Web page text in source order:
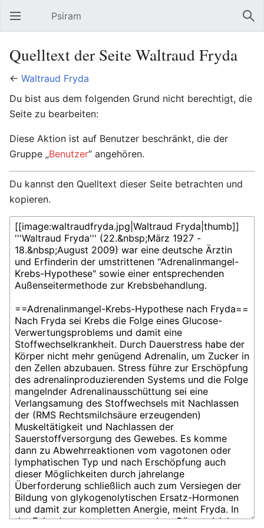
Hauptmenü öffnen Psiram
Quelltext der Seite Waltraud Fryda
← Waltraud Fryda
Du bist aus dem folgenden Grund nicht berechtigt, die
Seite zu bearbeiten:
Diese Aktion ist auf Benutzer beschränkt, die der
Gruppe „Benutzer“ angehören.
Du kannst den Quelltext dieser Seite betrachten und
kopieren.